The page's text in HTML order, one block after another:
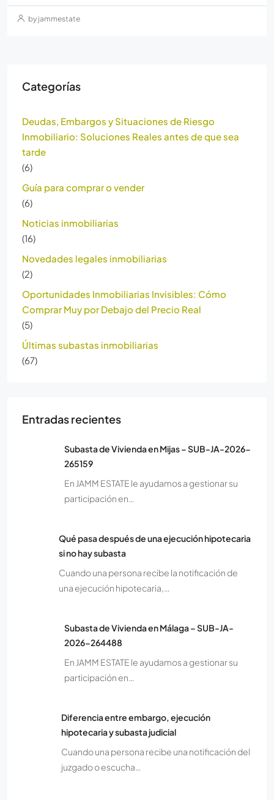
by jammestate
Categorías
Deudas, Embargos y Situaciones de Riesgo
Inmobiliario: Soluciones Reales antes de que sea
tarde
(6)
Guía para comprar o vender
(6)
Noticias inmobiliarias
(16)
Novedades legales inmobiliarias
(2)
Oportunidades Inmobiliarias Invisibles: Cómo
Comprar Muy por Debajo del Precio Real
(5)
Últimas subastas inmobiliarias
(67)
Entradas recientes
Subasta de Vivienda en Mijas – SUB-JA-2026-
265159
En JAMM ESTATE le ayudamos a gestionar su
participación en…
Qué pasa después de una ejecución hipotecaria
si no hay subasta
Cuando una persona recibe la notificación de
una ejecución hipotecaria,…
Subasta de Vivienda en Málaga – SUB-JA-
2026-264488
En JAMM ESTATE le ayudamos a gestionar su
participación en…
Diferencia entre embargo, ejecución
hipotecaria y subasta judicial
Cuando una persona recibe una notificación del
juzgado o escucha…